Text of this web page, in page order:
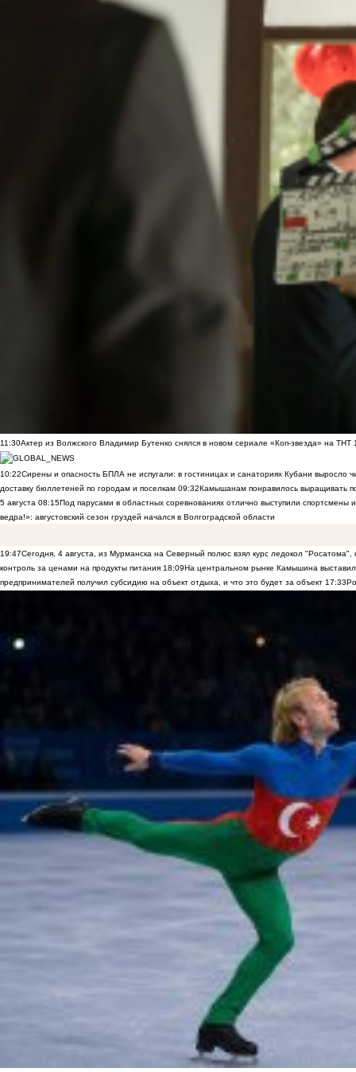
11:30Актер из Волжского Владимир Бутенко снялся в новом сериале «Коп-звезда» на ТНТ
10:22Сирены и опасность БПЛА не испугали: в гостиницах и санаториях Кубани выросло
доставку бюллетеней по городам и поселкам 09:32Камышанам понравилось выращивать
5 августа 08:15Под парусами в областных соревнованиях отлично выступили спортсмены
ведра!»: августовский сезон груздей начался в Волгоградской области
19:47Сегодня, 4 августа, из Мурманска на Северный полюс взял курс ледокол
контроль за ценами на продукты питания 18:09На центральном рынке Камышина
предпринимателей получил субсидию на объект отдыха, и что это будет за объект 17:33